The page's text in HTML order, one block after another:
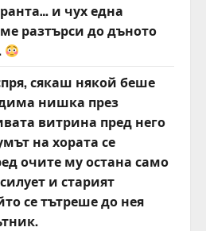
и чух една
разтърси до дъното
сякаш някой беше
нишка през
витрина пред него
на хората се
очите му остана само
и старият
се тътреше до нея